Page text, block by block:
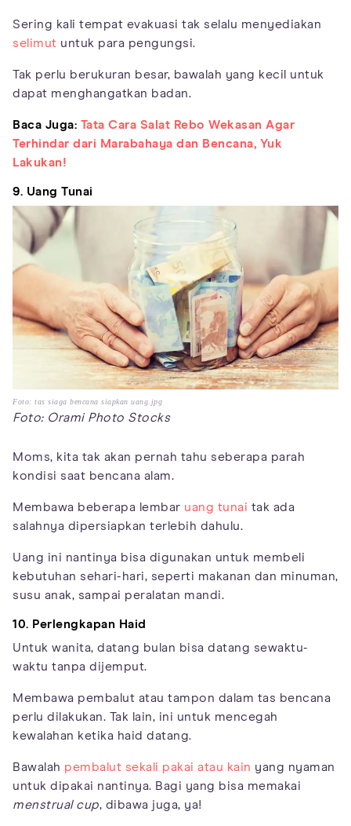
Sering kali tempat evakuasi tak selalu menyediakan
selimut untuk para pengungsi.
Tak perlu berukuran besar, bawalah yang kecil untuk
dapat menghangatkan badan.
Baca Juga: Tata Cara Salat Rebo Wekasan Agar
Terhindar dari Marabahaya dan Bencana, Yuk
Lakukan!
9. Uang Tunai
Foto: tas siaga bencana siapkan uang.jpg
Foto: Orami Photo Stocks
Moms, kita tak akan pernah tahu seberapa parah
kondisi saat bencana alam.
Membawa beberapa lembar uang tunai tak ada
salahnya dipersiapkan terlebih dahulu.
Uang ini nantinya bisa digunakan untuk membeli
kebutuhan sehari-hari, seperti makanan dan minuman,
susu anak, sampai peralatan mandi.
10. Perlengkapan Haid
Untuk wanita, datang bulan bisa datang sewaktu-
waktu tanpa dijemput.
Membawa pembalut atau tampon dalam tas bencana
perlu dilakukan. Tak lain, ini untuk mencegah
kewalahan ketika haid datang.
Bawalah pembalut sekali pakai atau kain yang nyaman
untuk dipakai nantinya. Bagi yang bisa memakai
menstrual cup, dibawa juga, ya!